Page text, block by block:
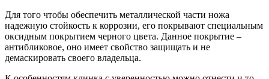
Для того чтобы обеспечить металлической части ножа
надежную стойкость к коррозии, его покрывают специальным
оксидным покрытием черного цвета. Данное покрытие –
антибликовое, оно имеет свойство защищать и не
демаскировать своего владельца.